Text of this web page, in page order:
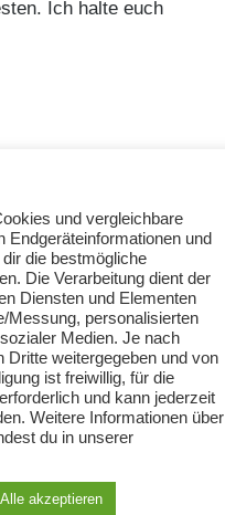
Ich halte euch
und vergleichbare
Endgeräteinformationen und
die bestmögliche
Die Verarbeitung dient der
Diensten und Elementen
Messung, personalisierten
Medien. Je nach
Dritte weitergegeben und von
ist freiwillig, für die
und kann jederzeit
Weitere Informationen über
du in unserer
Alle akzeptieren